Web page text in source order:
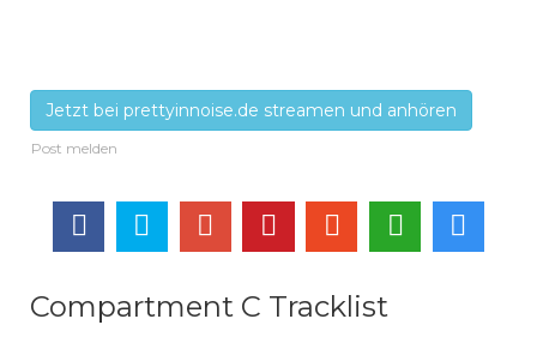
Jetzt bei prettyinnoise.de streamen und anhören
Compartment C Tracklist